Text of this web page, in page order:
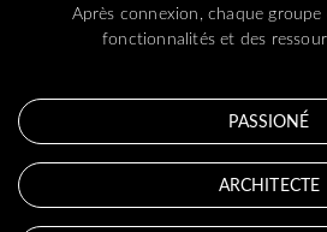
Après connexion, chaque
fonctionnalités et des
PASSIONÉ
ARCHITECTE